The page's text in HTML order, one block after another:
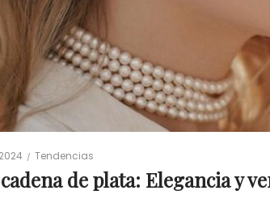
Posted
Tendencias
de plata: Elegancia y